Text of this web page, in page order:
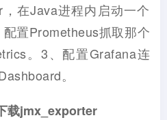
在Java进程内启动一个
置Prometheus抓取那个
。3、配置Grafana连
。
载jmx_exporter